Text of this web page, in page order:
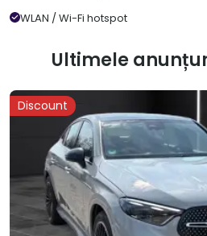
WLAN / Wi-Fi hotspot
Ultimele
Discount